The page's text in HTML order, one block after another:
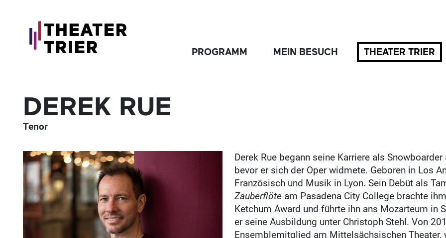
PROGRAMM MEIN BESUCH THEATER TRIER
DEREK RUE
Tenor
Derek Rue begann seine Karriere als
bevor er sich der Oper widmete. Geboren in Los
Französisch und Musik in Lyon. Sein Debüt als
Zauberflöte am Pasadena City College brachte
Ketchum Award und führte ihn ans Mozarteum in
er seine Ausbildung unter Christoph Stehl. Von
Ensemblemitglied am Mittelsächsischen Theater,